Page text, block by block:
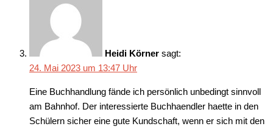
Heidi Körner sagt:
24. Mai 2023 um 13:47 Uhr
Eine Buchhandlung fände ich persönlich unbedingt sinnvoll
am Bahnhof. Der interessierte Buchhaendler haette in den
Schülern sicher eine gute Kundschaft, wenn er sich mit den